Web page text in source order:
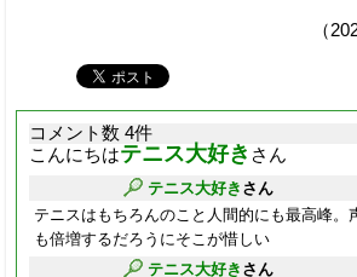
（
コメント数 4件
こんにちはテニス大好き さん
テニス大好き さん
テニスはもちろんのこと人間的にも最高峰。
も倍増するだろうにそこが惜しい
テニス大好き さん